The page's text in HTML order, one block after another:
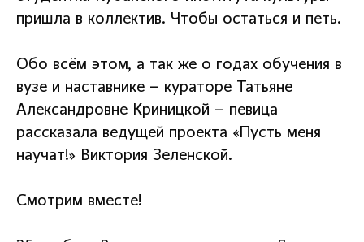
пришла в коллектив. Чтобы остаться и петь.
Обо всём этом, а так же о годах обучения в
вузе и наставнике – кураторе Татьяне
Александровне Криницкой – певица
рассказала ведущей проекта «Пусть меня
научат!» Виктория Зеленской.
Смотрим вместе!